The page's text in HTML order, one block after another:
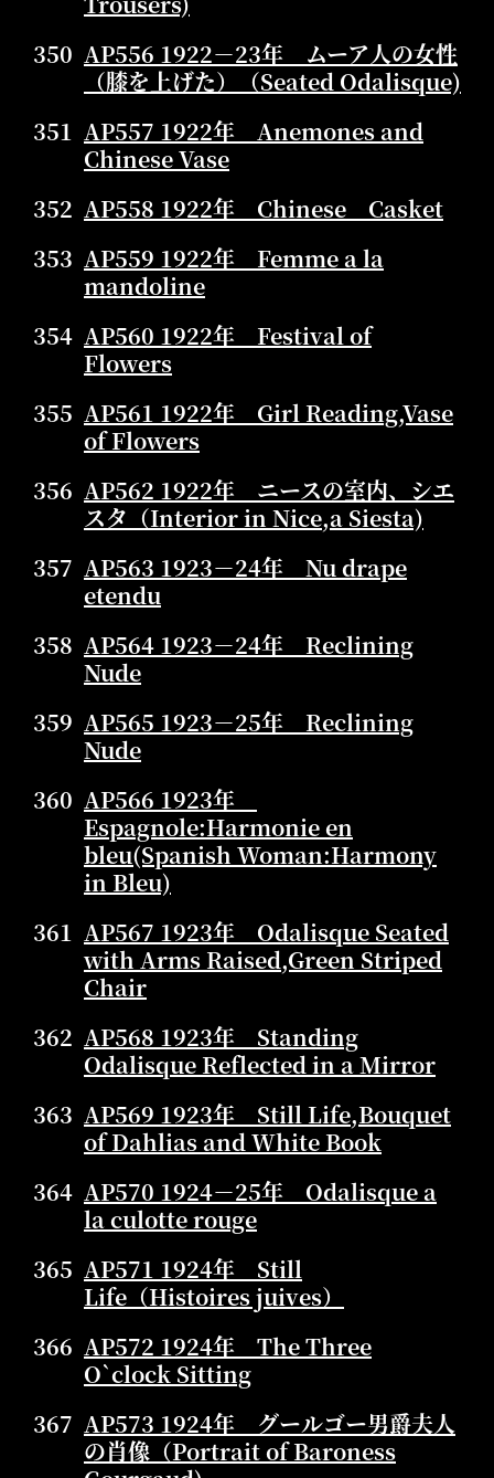
350 AP556 1922－23年 ムーア人の女性
（膝を上げた）（Seated Odalisque)
351 AP557 1922年 Anemones and
Chinese Vase
352 AP558 1922年 Chinese Casket
353 AP559 1922年 Femme a la
mandoline
354 AP560 1922年 Festival of
Flowers
355 AP561 1922年 Girl Reading,Vase
of Flowers
356 AP562 1922年 ニースの室内、シエ
スタ（Interior in Nice,a Siesta)
357 AP563 1923－24年 Nu drape
etendu
358 AP564 1923－24年 Reclining
Nude
359 AP565 1923－25年 Reclining
Nude
360 AP566 1923年
Espagnole:Harmonie en
bleu(Spanish Woman:Harmony
in Bleu)
361 AP567 1923年 Odalisque Seated
with Arms Raised,Green Striped
Chair
362 AP568 1923年 Standing
Odalisque Reflected in a Mirror
363 AP569 1923年 Still Life,Bouquet
of Dahlias and White Book
364 AP570 1924－25年 Odalisque a
la culotte rouge
365 AP571 1924年 Still
Life（Histoires juives）
366 AP572 1924年 The Three
O`clock Sitting
367 AP573 1924年 グールゴー男爵夫人
の肖像（Portrait of Baroness